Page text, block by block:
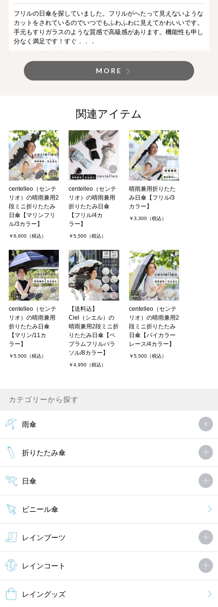
フリルの日傘を探していました。フリルがへたって見えないような
カットをされているのでいつでもふわふわに見えてかわいいです。
手元もすりガラスのような質感で高級感があります。機能性も申し
分なく満足です！すぐ．．．
MORE
関連アイテム
centelleo（センテ
リオ）の晴雨兼用2
段ミニ折りたたみ
日傘【マリンフリ
ル/3カラー】
￥6,600（税込）
centelleo（センテ
リオ）の晴雨兼用
折りたたみ日傘
【フリル/4カ
ラー】
￥5,500（税込）
晴雨兼用折りたた
み日傘【フリル/3
カラー】
￥3,300（税込）
centelleo（センテ
リオ）の晴雨兼用
折りたたみ日傘
【マリン/11カ
ラー】
￥5,500（税込）
【送料込】
Ciel（シエル）の
晴雨兼用2段ミニ折
りたたみ日傘【ペ
プラムフリルパラ
ソル/8カラー】
￥4,950（税込）
centelleo（センテ
リオ）の晴雨兼用2
段ミニ折りたたみ
日傘【バイカラー
レース/4カラー】
￥5,500（税込）
カテゴリーから探す
雨傘
折りたたみ傘
日傘
ビニール傘
レインブーツ
レインコート
レイングッズ